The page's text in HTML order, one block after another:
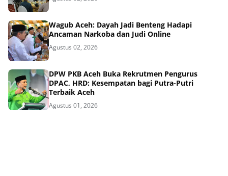
Wagub Aceh: Dayah Jadi Benteng Hadapi
Ancaman Narkoba dan Judi Online
Agustus 02, 2026
DPW PKB Aceh Buka Rekrutmen Pengurus
DPAC, HRD: Kesempatan bagi Putra-Putri
Terbaik Aceh
Agustus 01, 2026